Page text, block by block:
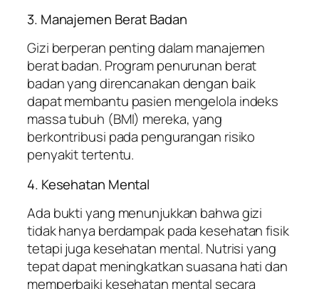
3. Manajemen Berat Badan
Gizi berperan penting dalam manajemen
berat badan. Program penurunan berat
badan yang direncanakan dengan baik
dapat membantu pasien mengelola indeks
massa tubuh (BMI) mereka, yang
berkontribusi pada pengurangan risiko
penyakit tertentu.
4. Kesehatan Mental
Ada bukti yang menunjukkan bahwa gizi
tidak hanya berdampak pada kesehatan fisik
tetapi juga kesehatan mental. Nutrisi yang
tepat dapat meningkatkan suasana hati dan
memperbaiki kesehatan mental secara